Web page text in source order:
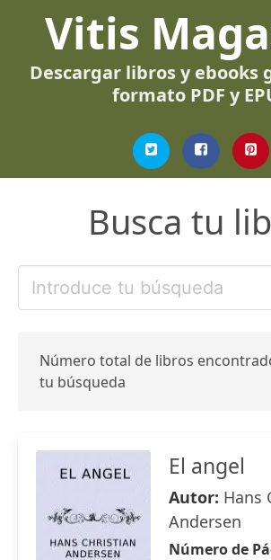
Vitis
Descargar libros y ebooks
formato PDF y
Busca tu
Número total de libros
tu búsqueda
El angel
Autor: Hans
Andersen
Número de